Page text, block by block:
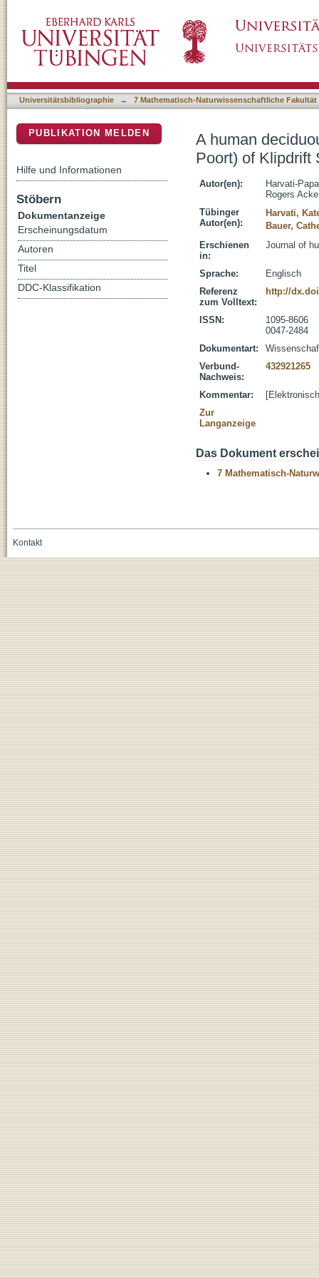
Africa
Universitätsbibliographie → 7 Mathematisch-Naturwissenschaftliche Fakultät
A human
Poort) of Klipdrift
Autor(en):
Harvati-
Rogers
Tübinger
Autor(en):
Harvati,
Bauer,
Erschienen
in:
Journal of
Sprache:
Englisch
Referenz
zum Volltext:
http://
ISSN:
1095-8606
0047-2484
Dokumentart:
Verbund-
Nachweis:
432921265
Kommentar:
Zur
Langanzeige
Das Dokument
7 Mathematisch-
PUBLIKATION MELDEN
Hilfe und Informationen
Stöbern
Dokumentanzeige
Erscheinungsdatum
Autoren
Titel
DDC-Klassifikation
Kontakt